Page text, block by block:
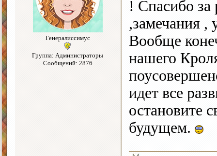
Генералиссимус
Группа: Администраторы
Сообщений: 2876
! Спасибо
,замечания ,
Вообще
нашего
идет все
остановите
будущем.